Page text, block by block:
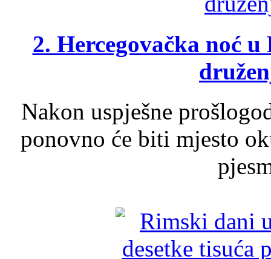
2. Hercegovačka noć
Nakon uspješne
ponovno će biti mjesto